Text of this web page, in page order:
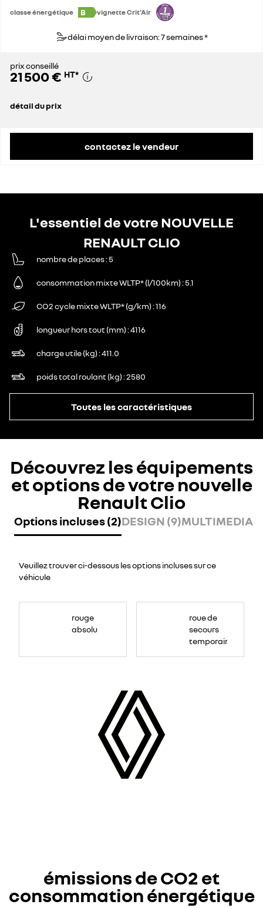
classe énergétique B vignette Crit'Air
délai moyen de livraison: 7 semaines *
prix conseillé
21 500 € HT*
détail du prix
contactez le vendeur
L'essentiel de votre NOUVELLE
RENAULT CLIO
nombre de places 5
consommation mixte WLTP* (l/100km) 5.1
CO2 cycle mixte WLTP* (g/km) 116
longueur hors tout (mm) 4116
charge utile (kg) 411.0
poids total roulant (kg) 2580
Toutes les caractéristiques
Découvrez les équipements
et options de votre nouvelle
Renault Clio
Options incluses (2)DESIGN (9)MULTIMEDIA
Veuillez trouver ci-dessous les options incluses sur ce
véhicule
rouge
absolu
roue de
secours
temporaire
émissions de CO2 et
consommation énergétique